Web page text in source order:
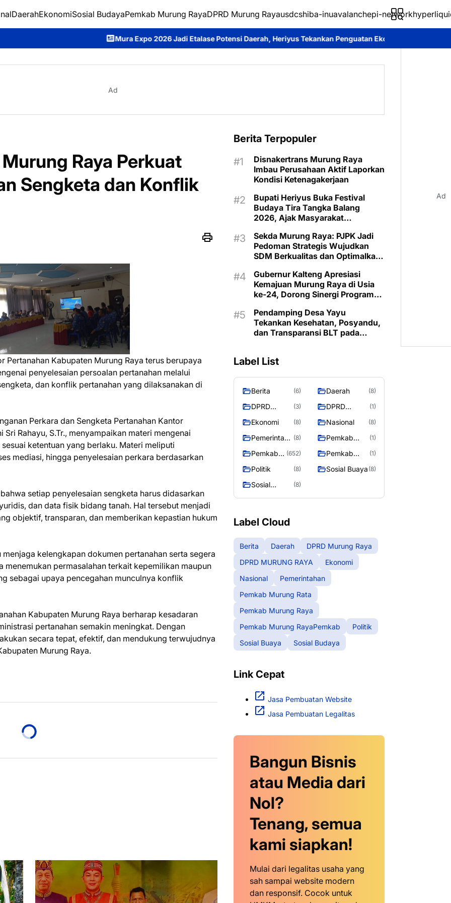
DaerahEkonomiSosial BudayaPemkab Murung RayaDPRD Murung Rayausdcshiba-inuavalanchepi-network
Mura Expo 2026 Jadi Etalase Potensi Daerah, Heriyus Tekankan Penguatan Ekonomi Masyarakat Roy Chahyadi: Mura
Ad
Raya Perkuat
Sengketa dan Konflik
Pertanahan Kabupaten Murung Raya terus berupaya
penyelesaian persoalan pertanahan melalui
dan konflik pertanahan yang dilaksanakan di
Perkara dan Sengketa Pertanahan Kantor
Rahayu, S.Tr., menyampaikan materi mengenai
ketentuan yang berlaku. Materi meliputi
mediasi, hingga penyelesaian perkara berdasarkan
setiap penyelesaian sengketa harus didasarkan
dan data fisik bidang tanah. Hal tersebut menjadi
objektif, transparan, dan memberikan kepastian hukum
kelengkapan dokumen pertanahan serta segera
menemukan permasalahan terkait kepemilikan maupun
sebagai upaya pencegahan munculnya konflik
Kabupaten Murung Raya berharap kesadaran
pertanahan semakin meningkat. Dengan
secara tepat, efektif, dan mendukung terwujudnya
Murung Raya.
Berita Terpopuler
Disnakertrans Murung Raya
Imbau Perusahaan Aktif Laporkan
Kondisi Ketenagakerjaan
Bupati Heriyus Buka Festival
Budaya Tira Tangka Balang
2026, Ajak Masyarakat
Sekda Murung Raya: PJPK Jadi
Pedoman Strategis Wujudkan
SDM Berkualitas dan Optimalkan
Gubernur Kalteng Apresiasi
Kemajuan Murung Raya di Usia
ke-24, Dorong Sinergi Program
Pendamping Desa Yayu
Tekankan Kesehatan, Posyandu,
dan Transparansi BLT pada
Label List
Berita (6) Daerah (8)
DPRD
Raya
(3)
DPRD
RAYA
(1)
Ekonomi (8) Nasional (8)
Pemerintaha (8)
Pemkab
(1)
Pemkab
Raya
(652)
Pemkab
RayaPemka
(1)
Politik (8) Sosial Buaya (8)
Sosial
(8)
Label Cloud
Berita Daerah
DPRD Murung Raya
DPRD MURUNG RAYA
Ekonomi
Nasional
Pemerintahan
Pemkab Murung Rata
Pemkab Murung Raya
Pemkab Murung RayaPemkab
Politik
Sosial Buaya
Sosial Budaya
Link Cepat
Jasa Pembuatan Website
Jasa Pembuatan Legalitas
Bangun Bisnis
atau Media dari
Nol?
Tenang, semua
kami siapkan!
Mulai dari legalitas usaha yang
sah sampai website modern
dan responsif. Cocok untuk
Ad